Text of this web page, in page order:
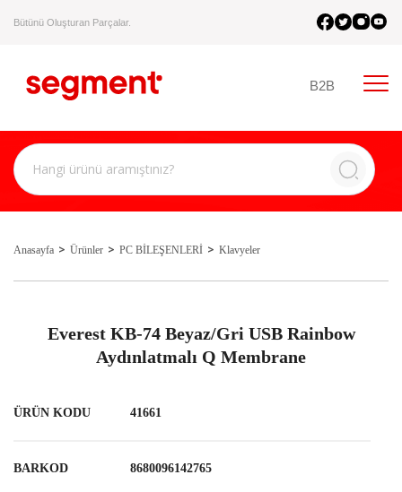
Bütünü Oluşturan Parçalar.
B2B
Anasayfa Ürünler PC BİLEŞENLERİ Klavyeler
Everest KB-74 Beyaz/Gri USB Rainbow
Aydınlatmalı Q Membrane
ÜRÜN KODU 41661
BARKOD 8680096142765